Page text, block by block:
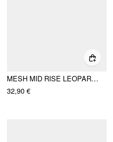
MESH MID RISE LEOPARD MEERJUNGFRAU MAXIROCK
32,90 €